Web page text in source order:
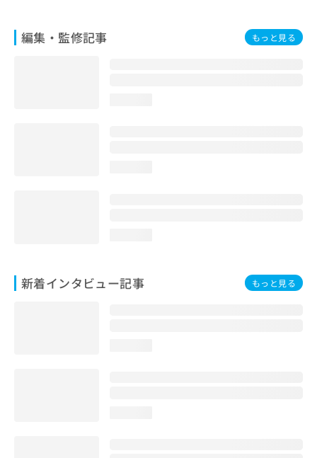
編集・監修記事 もっと見る
新着インタビュー記事 もっと見る